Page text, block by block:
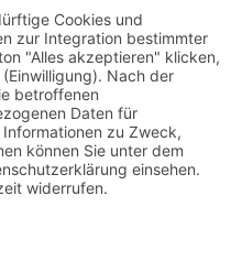
Widerrufsformular
Kundenstimmen
Social Media